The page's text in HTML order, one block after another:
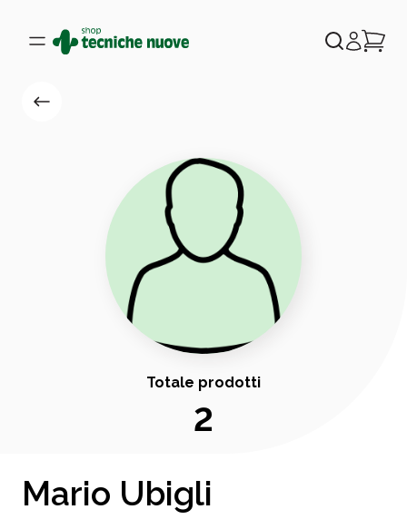
Totale prodotti
2
Mario Ubigli